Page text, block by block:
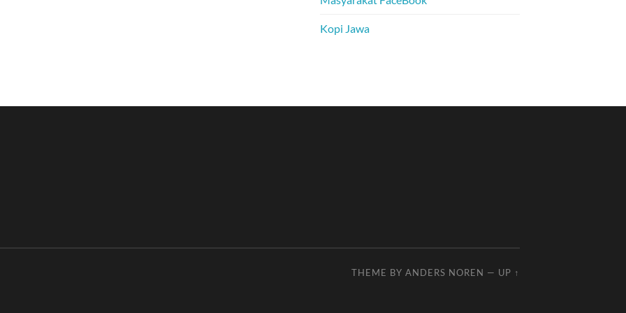
Kopi Jawa
THEME BY ANDERS NOREN — UP ↑